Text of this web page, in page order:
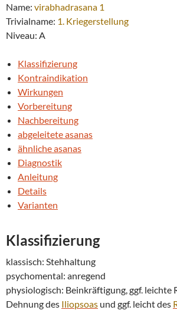
Name: virabhadrasana 1
Trivialname: 1. Kriegerstellung
Niveau: A
Klassifizierung
Kontraindikation
Wirkungen
Vorbereitung
Nachbereitung
abgeleitete asanas
ähnliche asanas
Diagnostik
Anleitung
Details
Varianten
Klassifizierung
klassisch: Stehhaltung
psychomental: anregend
physiologisch: Beinkräftigung, ggf. leichte
Dehnung des Iliopsoas und ggf. leicht des